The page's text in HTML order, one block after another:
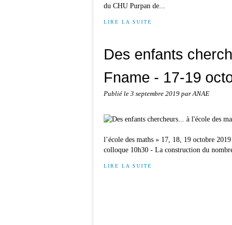
du CHU Purpan de...
LIRE LA SUITE
Des enfants
Fname - 17-19
Publié le 3 septembre 2019 par ANAE
l’école des maths » 17, 18, 19 octobre
colloque 10h30 - La construction du
LIRE LA SUITE